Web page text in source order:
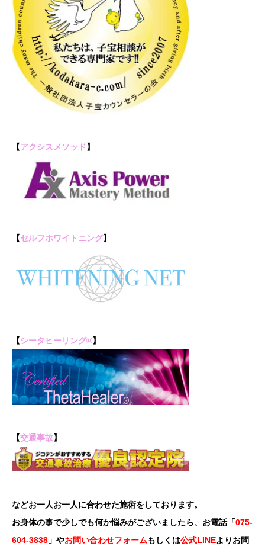
【アクシスメソッド】
【セルフホワイトニング】
【シータヒーリング®】
【交通事故】
などお一人お一人に合わせた施術をしております。
お身体の事で少しでも何か悩みがございましたら、お電話「075-
604-3838 」やお問い合わせフォームもしくは公式LINEよりお問